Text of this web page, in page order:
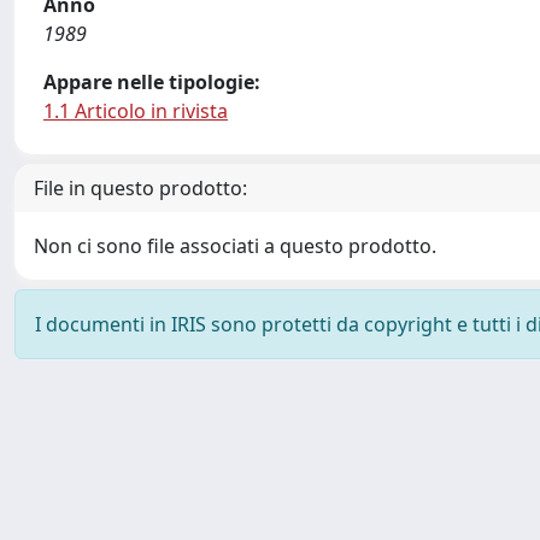
1989
Appare nelle tipologie:
1.1 Articolo in rivista
File in questo prodotto:
Non ci sono file associati a questo prodotto.
I documenti in IRIS sono protetti da copyright e tutti i